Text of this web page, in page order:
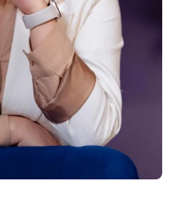
Master’s
Подготовка к
экзаменам Excel
Expert и Power
BI Data Analyst.
Цифровое
Лидерство с
Что нового?
Фото
Посетить